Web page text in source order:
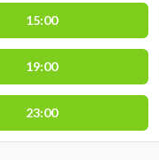
15:00
19:00
23:00